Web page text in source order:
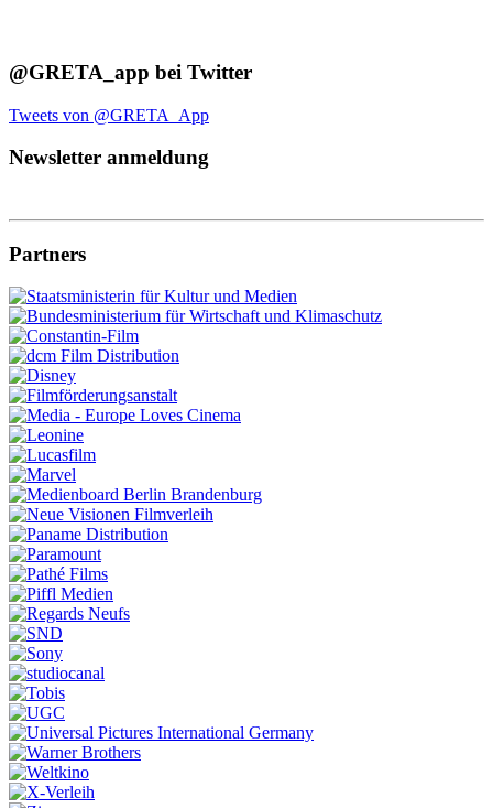
@GRETA_app bei Twitter
Tweets von @GRETA_App
Newsletter anmeldung
Partners